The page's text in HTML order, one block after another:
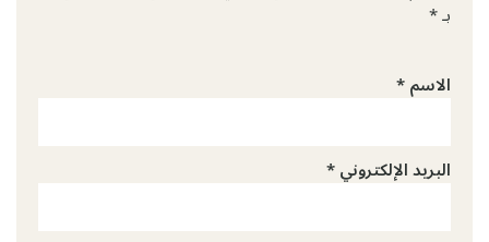
بـ*
الاسم*
البريد الإلكتروني*